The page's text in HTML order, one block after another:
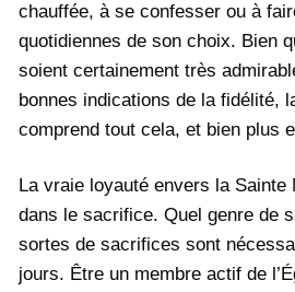
chauffée, à se confesser ou à
quotidiennes de son choix. Bien
soient certainement très
bonnes indications de la fidélité,
comprend tout cela, et bien plus
La vraie loyauté envers la Sainte
dans le sacrifice. Quel genre de
sortes de sacrifices sont
jours. Être un membre actif de